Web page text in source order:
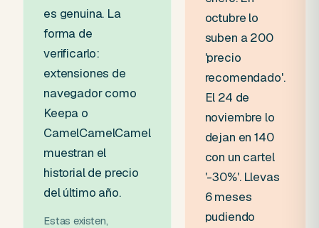
es genuina. La
forma de
verificarlo:
extensiones de
navegador como
Keepa o
CamelCamelCamel
muestran el
historial de precio
del último año.
Estas existen,
octubre lo
suben a 200
'precio
recomendado'.
El 24 de
noviembre lo
dejan en 140
con un cartel
'-30%'. Llevas
6 meses
pudiendo